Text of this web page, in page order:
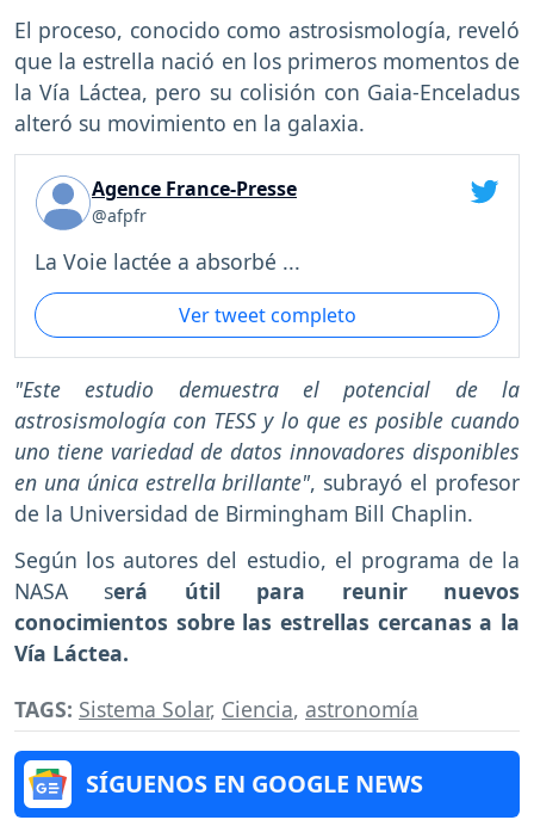
El proceso, conocido como astrosismología, reveló
que la estrella nació en los primeros momentos de
la Vía Láctea, pero su colisión con Gaia-Enceladus
alteró su movimiento en la galaxia.
Agence France-Presse
@afpfr
La Voie lactée a absorbé ...
Ver tweet completo
"Este estudio demuestra el potencial de la
astrosismología con TESS y lo que es posible cuando
uno tiene variedad de datos innovadores disponibles
en una única estrella brillante", subrayó el profesor
de la Universidad de Birmingham Bill Chaplin.
Según los autores del estudio, el programa de la
NASA será útil para reunir nuevos
conocimientos sobre las estrellas cercanas a la
Vía Láctea.
TAGS: Sistema Solar, Ciencia, astronomía
SÍGUENOS EN GOOGLE NEWS